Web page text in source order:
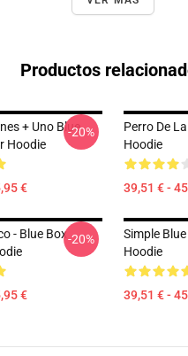
Productos
+ Uno Blue
Hoodie
€
-20%
Perro De
Hoodie
39,51 € -
- Blue Box
€
-20%
Simple
Hoodie
39,51 € -